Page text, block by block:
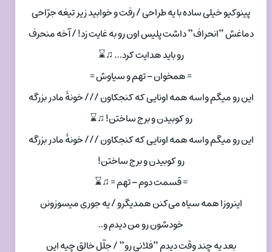
پینوکیو خیلی‌ ساده با یه طراحی / رفت و خوابید زیر تیغه جرّاحی
دماغش “انحراف” داشت پلیس اون رو به غایت زد! / آخه منحرف
رو باید هدایت کرد… ♫⌛
= همخوان – تهم و سیاوش =
این رو میگم واسه همه اونایی که کنجکاون /// خونهٔ مادر بزرگه
رو کوبیدن و برج ساختن! ♫⌛
این رو میگم واسه همه اونایی که کنجکاون /// خونهٔ مادر بزرگه
رو کوبیدن و برج ساختن!
= قسمت دوم – تهم = ♫⌛
اینروزا همه سیاه می‌کنن همدیگرو / یه جوری میسوزونن
خودشون رو من دیدم و..
بعد یه چند وقت دیدم “فلانی رو” / جلّل خالق چیه این